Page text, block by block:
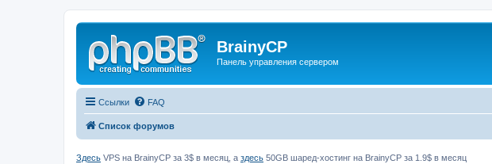
BrainyCP
Панель управления сервером
Ссылки FAQ
Список форумов
Здесь VPS на BrainyCP за 3$ в месяц, а здесь 50GB шаред-хостинг на BrainyCP за 1.9$ в месяц